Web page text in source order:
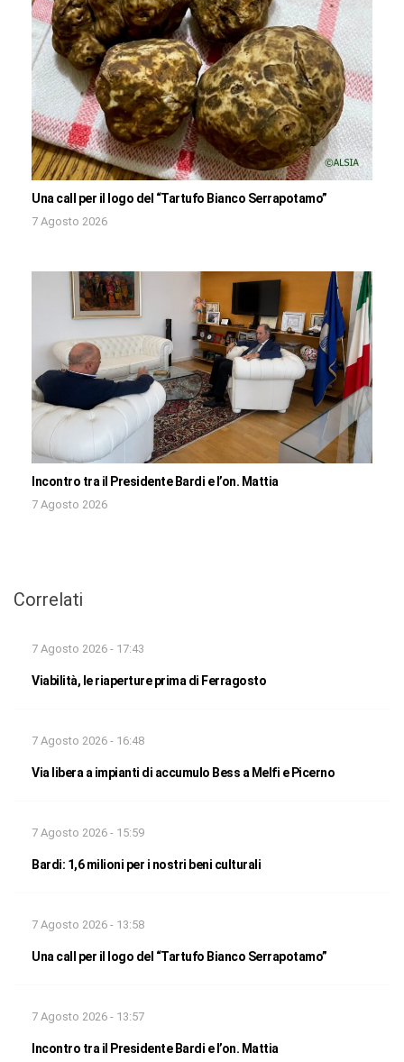
Una call per il logo del “Tartufo Bianco Serrapotamo”
7 Agosto 2026
Incontro tra il Presidente Bardi e l’on. Mattia
7 Agosto 2026
Correlati
7 Agosto 2026 - 17:43
Viabilità, le riaperture prima di Ferragosto
7 Agosto 2026 - 16:48
Via libera a impianti di accumulo Bess a Melfi e Picerno
7 Agosto 2026 - 15:59
Bardi: 1,6 milioni per i nostri beni culturali
7 Agosto 2026 - 13:58
Una call per il logo del “Tartufo Bianco Serrapotamo”
7 Agosto 2026 - 13:57
Incontro tra il Presidente Bardi e l’on. Mattia